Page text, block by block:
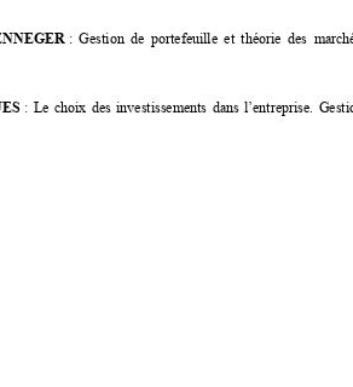
: Gestion de portefeuille et théorie des
: Le choix des investissements dans l’entreprise.